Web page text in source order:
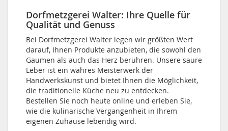
Dorfmetzgerei Walter: Ihre Quelle für
Qualität und Genuss
Bei Dorfmetzgerei Walter legen wir größten Wert
darauf, Ihnen Produkte anzubieten, die sowohl den
Gaumen als auch das Herz berühren. Unsere saure
Leber ist ein wahres Meisterwerk der
Handwerkskunst und bietet Ihnen die Möglichkeit,
die traditionelle Küche neu zu entdecken.
Bestellen Sie noch heute online und erleben Sie,
wie die kulinarische Vergangenheit in Ihrem
eigenen Zuhause lebendig wird.